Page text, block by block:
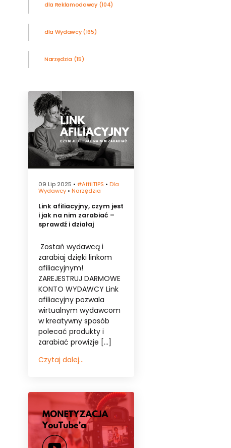
dla Reklamodawcy(104)
dla Wydawcy(165)
Narzędzia (15)
09 Lip 2025 • #affilTIPS • Dla
Wydawcy • Narzędzia
Link afiliacyjny, czym jest
i jak na nim zarabiać –
sprawdź i działaj
Zostań wydawcą i
zarabiaj dzięki linkom
afiliacyjnym!
ZAREJESTRUJ DARMOWE
KONTO WYDAWCY Link
afiliacyjny pozwala
wirtualnym wydawcom
w kreatywny sposób
polecać produkty i
zarabiać prowizje […]
Czytaj dalej...